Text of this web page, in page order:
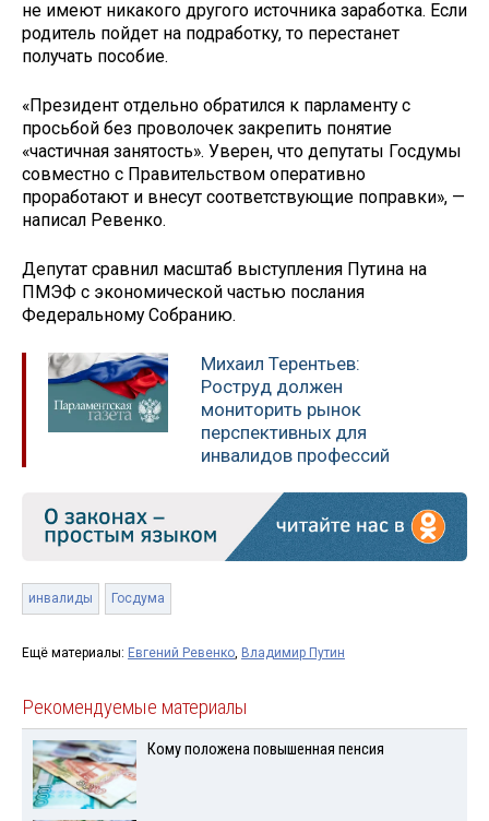
не имеют никакого другого источника заработка. Если
родитель пойдет на подработку, то перестанет
получать пособие.
«Президент отдельно обратился к парламенту с
просьбой без проволочек закрепить понятие
«частичная занятость». Уверен, что депутаты Госдумы
совместно с Правительством оперативно
проработают и внесут соответствующие поправки», —
написал Ревенко.
Депутат сравнил масштаб выступления Путина на
ПМЭФ с экономической частью послания
Федеральному Собранию.
Михаил Терентьев:
Роструд должен
мониторить рынок
перспективных для
инвалидов профессий
инвалиды Госдума
Ещё материалы: Евгений Ревенко, Владимир Путин
Рекомендуемые материалы
Кому положена повышенная пенсия